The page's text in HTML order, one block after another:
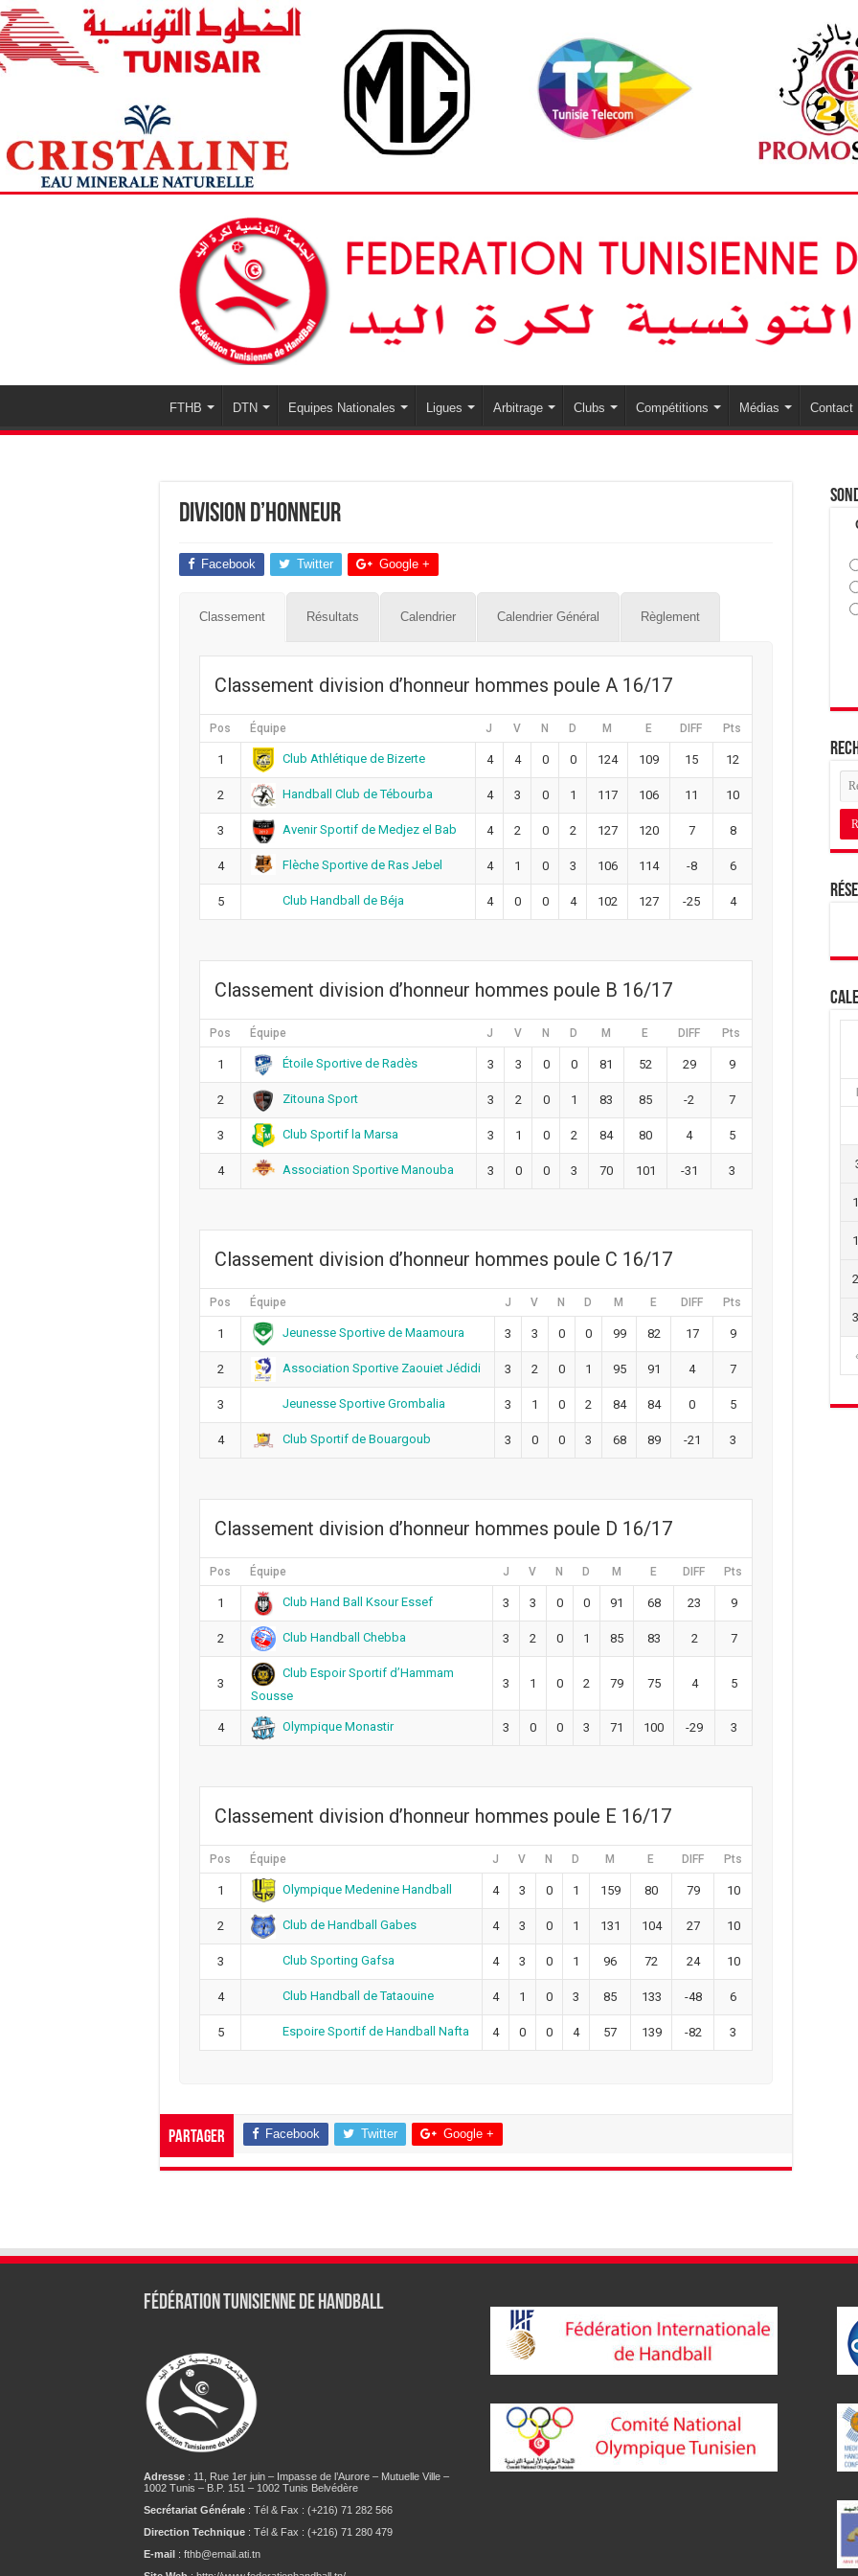
FTHB DTN Equipes Nationales Ligues Arbitrage Clubs Compétitions Médias Contact
Division d’Honneur
Facebook Twitter Google +
Classement Résultats Calendrier Calendrier Général Règlement
Classement division d’honneur hommes poule A 16/17
Pos Équipe J V N D M E DIFF Pts
1 Club Athlétique de Bizerte 4 4 0 0 124 109 15 12
2 Handball Club de Tébourba 4 3 0 1 117 106 11 10
3 Avenir Sportif de Medjez el Bab 4 2 0 2 127 120 7 8
4 Flèche Sportive de Ras Jebel 4 1 0 3 106 114 -8 6
5 Club Handball de Béja 4 0 0 4 102 127 -25 4
Classement division d’honneur hommes poule B 16/17
Pos Équipe J V N D M E DIFF Pts
1 Étoile Sportive de Radès 3 3 0 0 81 52 29 9
2 Zitouna Sport 3 2 0 1 83 85 -2 7
3 Club Sportif la Marsa 3 1 0 2 84 80 4 5
4 Association Sportive Manouba 3 0 0 3 70 101 -31 3
Classement division d’honneur hommes poule C 16/17
Pos Équipe J V N D M E DIFF Pts
1 Jeunesse Sportive de Maamoura 3 3 0 0 99 82 17 9
2 Association Sportive Zaouiet Jédidi 3 2 0 1 95 91 4 7
3 Jeunesse Sportive Grombalia 3 1 0 2 84 84 0 5
4 Club Sportif de Bouargoub 3 0 0 3 68 89 -21 3
Classement division d’honneur hommes poule D 16/17
Pos Équipe J V N D M E DIFF Pts
1 Club Hand Ball Ksour Essef 3 3 0 0 91 68 23 9
2 Club Handball Chebba 3 2 0 1 85 83 2 7
3
Club Espoir Sportif d’Hammam
Sousse
3 1 0 2 79 75 4 5
4 Olympique Monastir 3 0 0 3 71 100 -29 3
Classement division d’honneur hommes poule E 16/17
Pos Équipe J V N D M E DIFF Pts
1 Olympique Medenine Handball 4 3 0 1 159 80 79 10
2 Club de Handball Gabes 4 3 0 1 131 104 27 10
3 Club Sporting Gafsa 4 3 0 1 96 72 24 10
4 Club Handball de Tataouine 4 1 0 3 85 133 -48 6
5 Espoire Sportif de Handball Nafta 4 0 0 4 57 139 -82 3
Partager Facebook Twitter Google +
L
Fédération tunisienne de Handball
Adresse: 11, Rue 1er juin – Impasse de l’Aurore – Mutuelle Ville –
1002 Tunis – B.P. 151 – 1002 Tunis Belvédère
Secrétariat Générale: Tél & Fax : (+216) 71 282 566
Direction Technique : Tél & Fax : (+216) 71 280 479
E-mail : fthb@email.ati.tn